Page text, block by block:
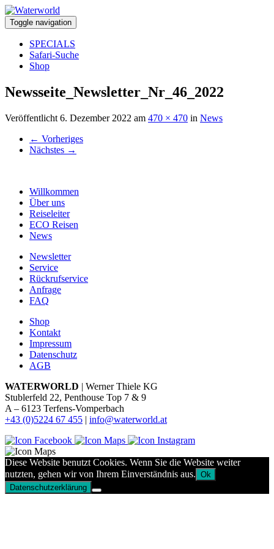
Toggle navigation
SPECIALS
Safari-Suche
Shop
Newsseite_Newsletter_Nr_46_2022
Veröffentlicht 6. Dezember 2022 am 470 × 470 in News
← Vorheriges
Nächstes →
Willkommen
Über uns
Reiseleiter
ECO Reisen
News
Newsletter
Service
Rückrufservice
Anfrage
FAQ
Shop
Kontakt
Impressum
Datenschutz
AGB
WATERWORLD | Werner Thiele KG
Stublerfeld 22, Penthouse Top 7 & 9
A – 6123 Terfens-Vomperbach
+43 (0)5224 67 455 | info@waterworld.at
Diese Website benutzt Cookies. Wenn Sie die Website weiter
nutzten, gehen wir von Ihrem Einverständnis aus. Ok
Datenschutzerklärung